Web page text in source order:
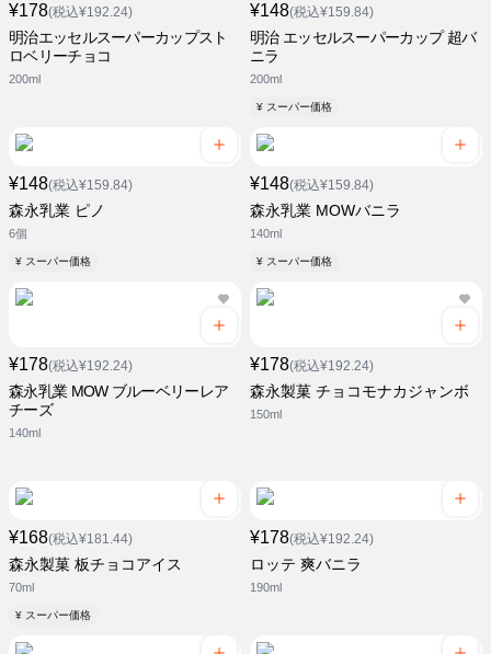
¥178(税込¥192.24)
明治エッセルスーパーカップスト
ロベリーチョコ
200ml
¥148(税込¥159.84)
明治 エッセルスーパーカップ 超バ
ニラ
200ml
¥ スーパー価格
¥148(税込¥159.84)
森永乳業 ピノ
6個
¥ スーパー価格
¥148(税込¥159.84)
森永乳業 MOWバニラ
140ml
¥ スーパー価格
¥178(税込¥192.24)
森永乳業 MOW ブルーベリーレア
チーズ
140ml
¥178(税込¥192.24)
森永製菓 チョコモナカジャンボ
150ml
¥168(税込¥181.44)
森永製菓 板チョコアイス
70ml
¥ スーパー価格
¥178(税込¥192.24)
ロッテ 爽バニラ
190ml